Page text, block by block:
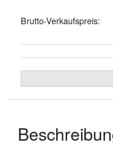
Brutto-Verkaufspreis: